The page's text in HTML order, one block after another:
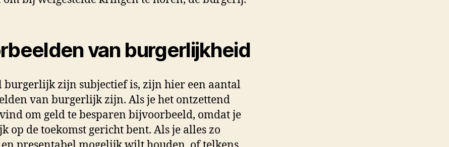
van burgerlijkheid
burgerlijk zijn subjectief is, zijn hier een aantal
van burgerlijk zijn. Als je het ontzettend
om geld te besparen bijvoorbeeld, omdat je
op de toekomst gericht bent. Als je alles zo